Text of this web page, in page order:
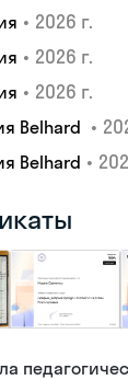
• 2026 г.
• 2026 г.
• 2026 г.
Belhard •
Belhard •